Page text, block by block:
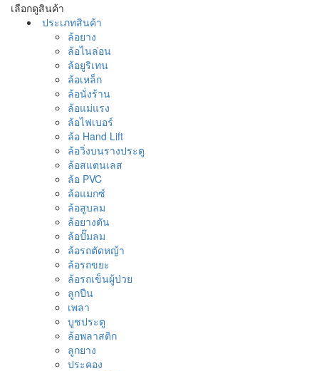
เลือกดูสินค้า
ประเภทสินค้า
ล้อยาง
ล้อไนล่อน
ล้อยูริเทน
ล้อเหล็ก
ล้อนั่งร้าน
ล้อแม่แรง
ล้อไฟเบอร์
ล้อ Hand Lift
ล้อวิ่งบนรางประตู
ล้อสแตนเลส
ล้อ PVC
ล้อแมกซ์
ล้อสูบลม
ล้อยางตัน
ล้อปั๊มลม
ล้อรถตัดหญ้า
ล้อรถขยะ
ล้อรถเข็นผู้ป่วย
ลูกปืน
เพลา
บูชประตู
ล้อพลาสติก
ลูกยาง
ประคอง